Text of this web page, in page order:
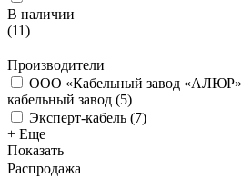
В наличии
(11)
Производители
ООО «Кабельный завод «АЛЮР»
кабельный завод (5)
Эксперт-кабель (7)
+ Еще
Показать
Распродажа